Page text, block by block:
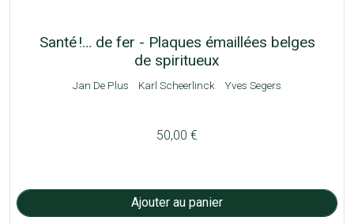
Santé !… de fer - Plaques émaillées belges
de spiritueux
Jan De Plus Karl Scheerlinck Yves Segers
50,00 €